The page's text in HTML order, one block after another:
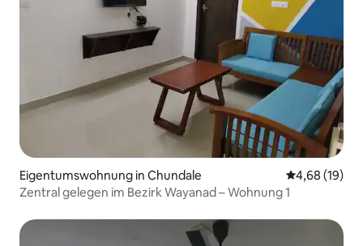
Eigentumswohnung in Chundale
4,68 (19)
Zentral gelegen im Bezirk Wayanad – Wohnung 1